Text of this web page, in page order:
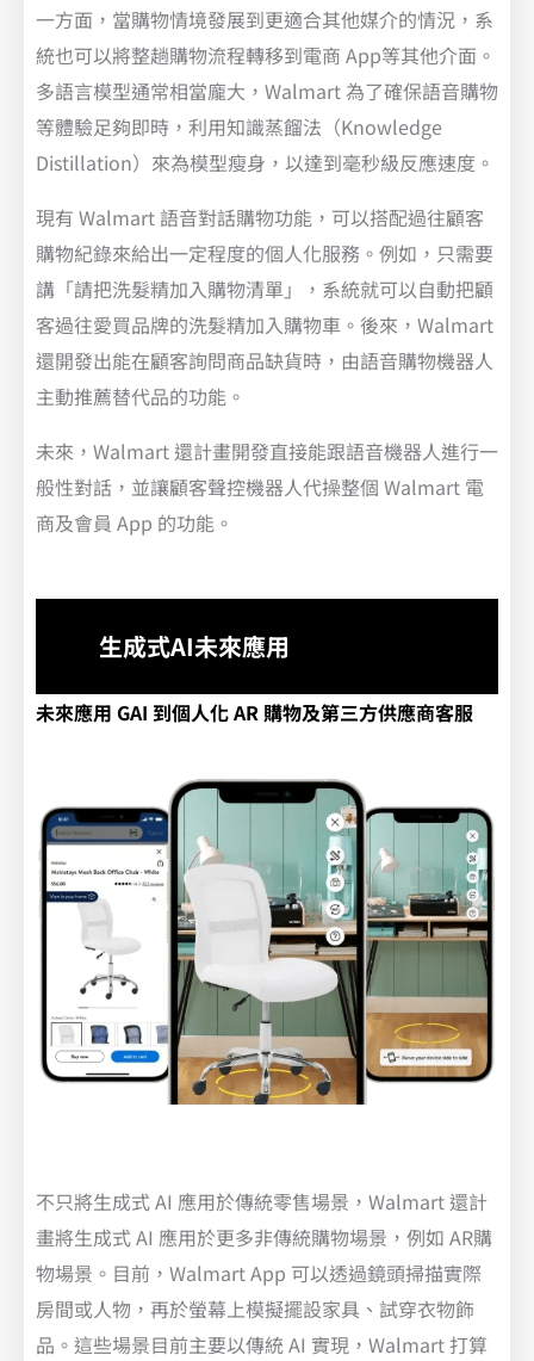
一方面，當購物情境發展到更適合其他媒介的情況，系
統也可以將整趟購物流程轉移到電商 App等其他介面。
多語言模型通常相當龐大，Walmart 為了確保語音購物
等體驗足夠即時，利用知識蒸餾法（Knowledge
Distillation）來為模型瘦身，以達到毫秒級反應速度。
現有 Walmart 語音對話購物功能，可以搭配過往顧客
購物紀錄來給出一定程度的個人化服務。例如，只需要
講「請把洗髮精加入購物清單」，系統就可以自動把顧
客過往愛買品牌的洗髮精加入購物車。後來，Walmart
還開發出能在顧客詢問商品缺貨時，由語音購物機器人
主動推薦替代品的功能。
未來，Walmart 還計畫開發直接能跟語音機器人進行一
般性對話，並讓顧客聲控機器人代操整個 Walmart 電
商及會員 App 的功能。
生成式AI未來應用
未來應用 GAI 到個人化 AR 購物及第三方供應商客服
不只將生成式 AI 應用於傳統零售場景，Walmart 還計
畫將生成式 AI 應用於更多非傳統購物場景，例如 AR購
物場景。目前，Walmart App 可以透過鏡頭掃描實際
房間或人物，再於螢幕上模擬擺設家具、試穿衣物飾
品。這些場景目前主要以傳統 AI 實現，Walmart 打算